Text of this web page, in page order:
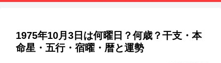
1975年10月3日は何曜日？何歳？干支・本
命星・五行・宿曜・暦と運勢